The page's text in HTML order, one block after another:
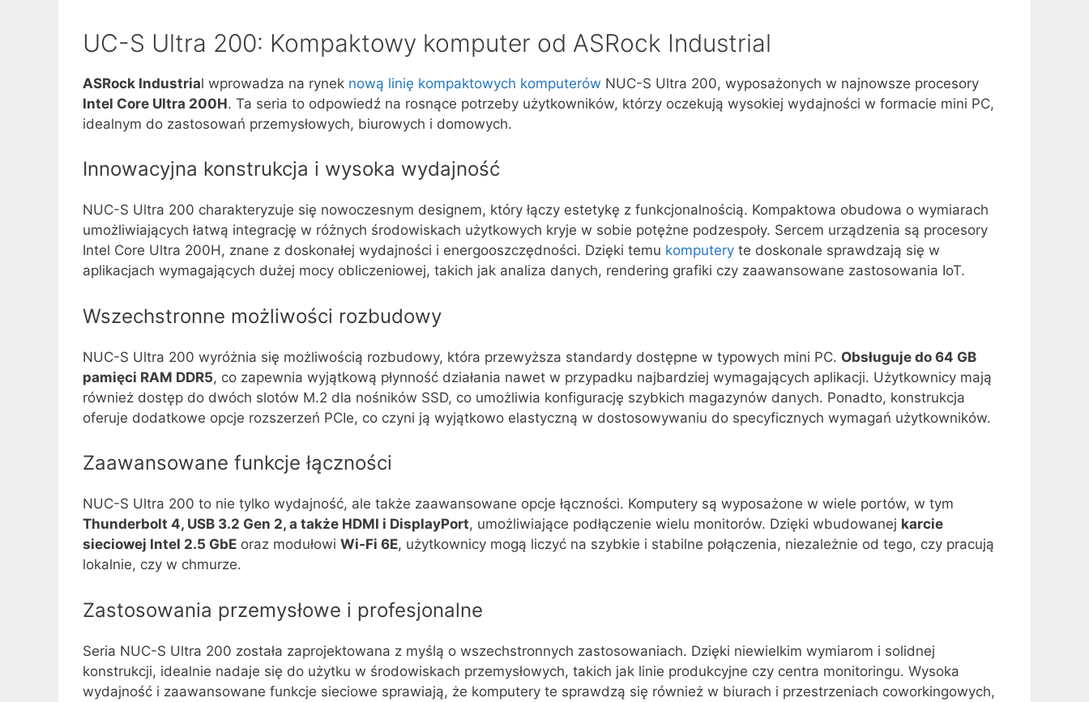
UC-S Ultra 200: Kompaktowy komputer od ASRock Industrial
ASRock Industrial wprowadza na rynek nową linię kompaktowych komputerów NUC-S Ultra 200, wyposażonych w najnowsze procesory
Intel Core Ultra 200H. Ta seria to odpowiedź na rosnące potrzeby użytkowników, którzy oczekują wysokiej wydajności w formacie mini PC,
idealnym do zastosowań przemysłowych, biurowych i domowych.
Innowacyjna konstrukcja i wysoka wydajność
NUC-S Ultra 200 charakteryzuje się nowoczesnym designem, który łączy estetykę z funkcjonalnością. Kompaktowa obudowa o wymiarach
umożliwiających łatwą integrację w różnych środowiskach użytkowych kryje w sobie potężne podzespoły. Sercem urządzenia są procesory
Intel Core Ultra 200H, znane z doskonałej wydajności i energooszczędności. Dzięki temu komputery te doskonale sprawdzają się w
aplikacjach wymagających dużej mocy obliczeniowej, takich jak analiza danych, rendering grafiki czy zaawansowane zastosowania IoT.
Wszechstronne możliwości rozbudowy
NUC-S Ultra 200 wyróżnia się możliwością rozbudowy, która przewyższa standardy dostępne w typowych mini PC. Obsługuje do 64 GB
pamięci RAM DDR5, co zapewnia wyjątkową płynność działania nawet w przypadku najbardziej wymagających aplikacji. Użytkownicy mają
również dostęp do dwóch slotów M.2 dla nośników SSD, co umożliwia konfigurację szybkich magazynów danych. Ponadto, konstrukcja
oferuje dodatkowe opcje rozszerzeń PCIe, co czyni ją wyjątkowo elastyczną w dostosowywaniu do specyficznych wymagań użytkowników.
Zaawansowane funkcje łączności
NUC-S Ultra 200 to nie tylko wydajność, ale także zaawansowane opcje łączności. Komputery są wyposażone w wiele portów, w tym
Thunderbolt 4, USB 3.2 Gen 2, a także HDMI i DisplayPort, umożliwiające podłączenie wielu monitorów. Dzięki wbudowanej karcie
sieciowej Intel 2.5 GbE oraz modułowi Wi-Fi 6E, użytkownicy mogą liczyć na szybkie i stabilne połączenia, niezależnie od tego, czy pracują
lokalnie, czy w chmurze.
Zastosowania przemysłowe i profesjonalne
Seria NUC-S Ultra 200 została zaprojektowana z myślą o wszechstronnych zastosowaniach. Dzięki niewielkim wymiarom i solidnej
konstrukcji, idealnie nadaje się do użytku w środowiskach przemysłowych, takich jak linie produkcyjne czy centra monitoringu. Wysoka
wydajność i zaawansowane funkcje sieciowe sprawiają, że komputery te sprawdzą się również w biurach i przestrzeniach coworkingowych,